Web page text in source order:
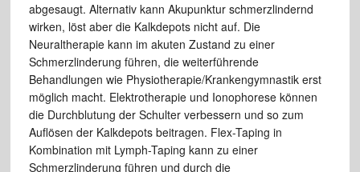
abgesaugt. Alternativ kann Akupunktur schmerzlindernd
wirken, löst aber die Kalkdepots nicht auf. Die
Neuraltherapie kann im akuten Zustand zu einer
Schmerzlinderung führen, die weiterführende
Behandlungen wie Physiotherapie/Krankengymnastik erst
möglich macht. Elektrotherapie und Ionophorese können
die Durchblutung der Schulter verbessern und so zum
Auflösen der Kalkdepots beitragen. Flex-Taping in
Kombination mit Lymph-Taping kann zu einer
Schmerzlinderung führen und durch die